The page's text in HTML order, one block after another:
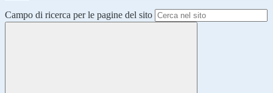
Campo di ricerca per le pagine del sito